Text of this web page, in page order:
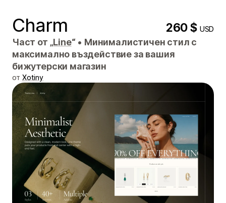
Charm 260 $USD
Част от „Line“ • Минималистичен стил с
максимално въздействие за вашия
бижутерски магазин
от Xotiny